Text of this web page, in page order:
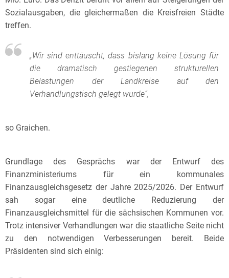
Sozialausgaben, die gleichermaßen die Kreisfreien Städte
treffen.
„Wir sind enttäuscht, dass bislang keine Lösung für
die dramatisch gestiegenen strukturellen
Belastungen der Landkreise auf den
Verhandlungstisch gelegt wurde“,
so Graichen.
Grundlage des Gesprächs war der Entwurf des
Finanzministeriums für ein kommunales
Finanzausgleichsgesetz der Jahre 2025/2026. Der Entwurf
sah sogar eine deutliche Reduzierung der
Finanzausgleichsmittel für die sächsischen Kommunen vor.
Trotz intensiver Verhandlungen war die staatliche Seite nicht
zu den notwendigen Verbesserungen bereit. Beide
Präsidenten sind sich einig: